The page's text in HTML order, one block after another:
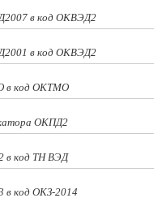
в код ОКВЭД2
в код ОКВЭД2
в код ОКТМО
ОКПД2
в код ТН ВЭД
в код ОКЗ-2014